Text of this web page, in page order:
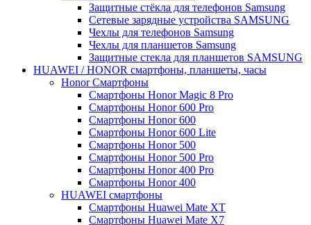
Защитные стёкла для телефонов Samsung
Сетевые зарядные устройства SAMSUNG
Чехлы для телефонов Samsung
Чехлы для планшетов Samsung
Защитные стекла для планшетов SAMSUNG
HUAWEI / HONOR cмартфоны, планшеты, часы
Honor Смартфоны
Смартфоны Honor Magic 8 Pro
Смартфоны Honor 600 Pro
Смартфоны Honor 600
Смартфоны Honor 600 Lite
Смартфоны Honor 500
Смартфоны Honor 500 Pro
Смартфоны Honor 400 Pro
Смартфоны Honor 400
HUAWEI cмартфоны
Смартфоны Huawei Mate XT
Смартфоны Huawei Mate X7